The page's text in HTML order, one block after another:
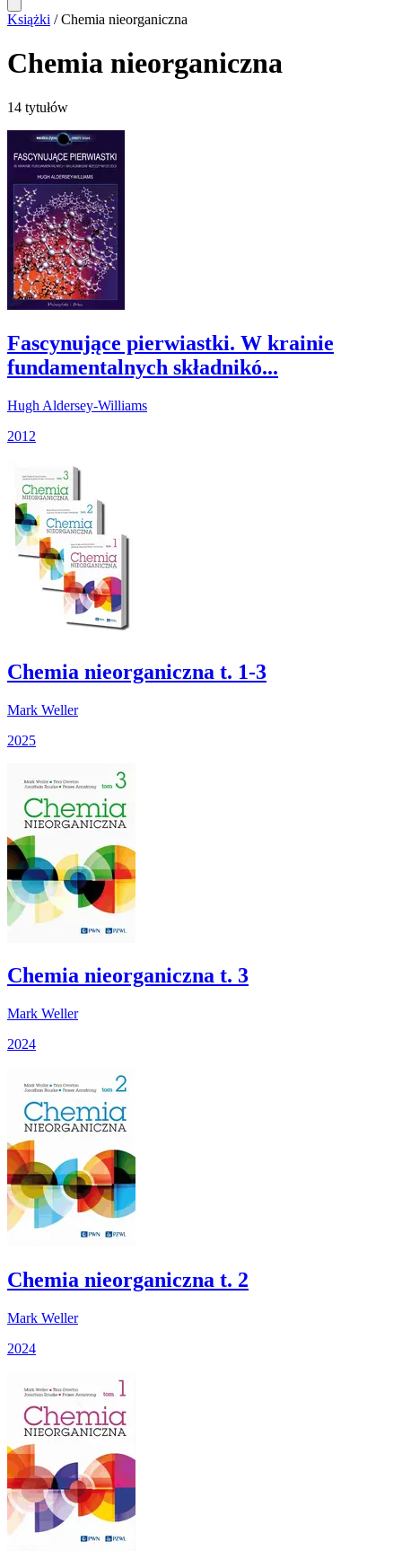
Książki / Chemia nieorganiczna
Chemia nieorganiczna
14 tytułów
Fascynujące pierwiastki. W krainie
fundamentalnych składnikó...
Hugh Aldersey-Williams
2012
Chemia nieorganiczna t. 1-3
Mark Weller
2025
Chemia nieorganiczna t. 3
Mark Weller
2024
Chemia nieorganiczna t. 2
Mark Weller
2024